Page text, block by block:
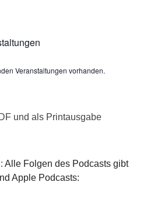
Veranstaltungen vorhanden.
und als Printausgabe
Alle Folgen des Podcasts gibt
Apple Podcasts: